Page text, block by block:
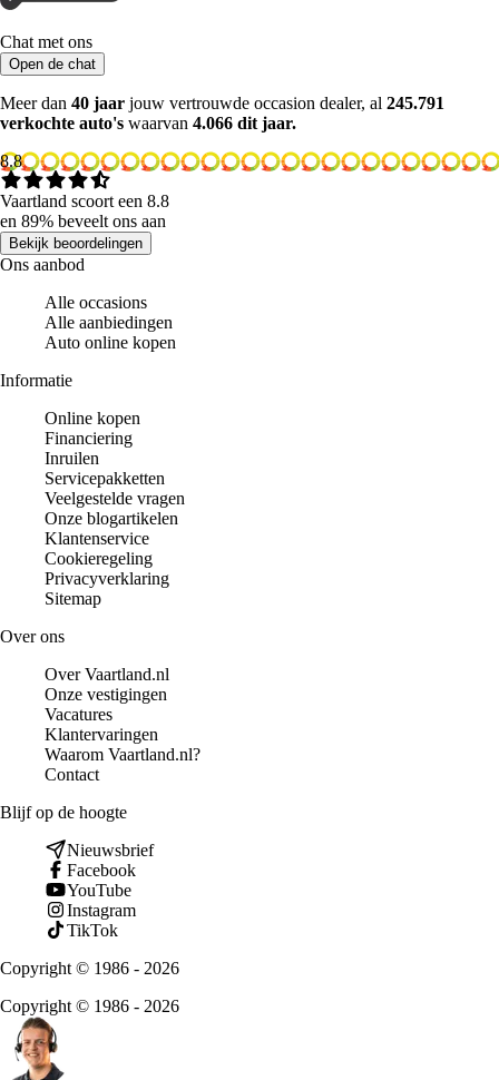
Chat met ons
Open de chat
Meer dan 40 jaar jouw vertrouwde occasion dealer, al 245.791
verkochte auto's waarvan 4.066 dit jaar.
8.8
Vaartland scoort een 8.8
en 89% beveelt ons aan
Bekijk beoordelingen
Ons aanbod
Alle occasions
Alle aanbiedingen
Auto online kopen
Informatie
Online kopen
Financiering
Inruilen
Servicepakketten
Veelgestelde vragen
Onze blogartikelen
Klantenservice
Cookieregeling
Privacyverklaring
Sitemap
Over ons
Over Vaartland.nl
Onze vestigingen
Vacatures
Klantervaringen
Waarom Vaartland.nl?
Contact
Blijf op de hoogte
Nieuwsbrief
Facebook
YouTube
Instagram
TikTok
Copyright © 1986 - 2026
Copyright © 1986 - 2026